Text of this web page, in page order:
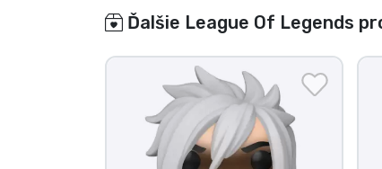
Ďalšie League Of Legends